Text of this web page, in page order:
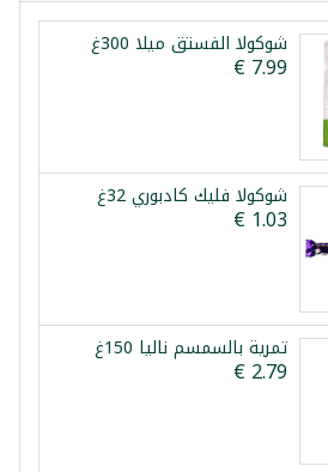
شوكولا الفستق ميلا 300غ
شوكولا فليك كادبوري 32غ
تمرية بالسمسم نالیا 150غ